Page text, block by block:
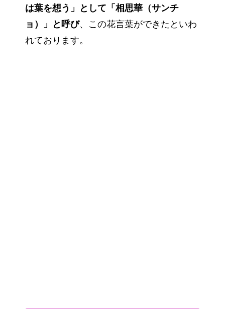
は葉を想う」として「相思華（サンチ
ョ）」と呼び、この花言葉ができたといわ
れております。